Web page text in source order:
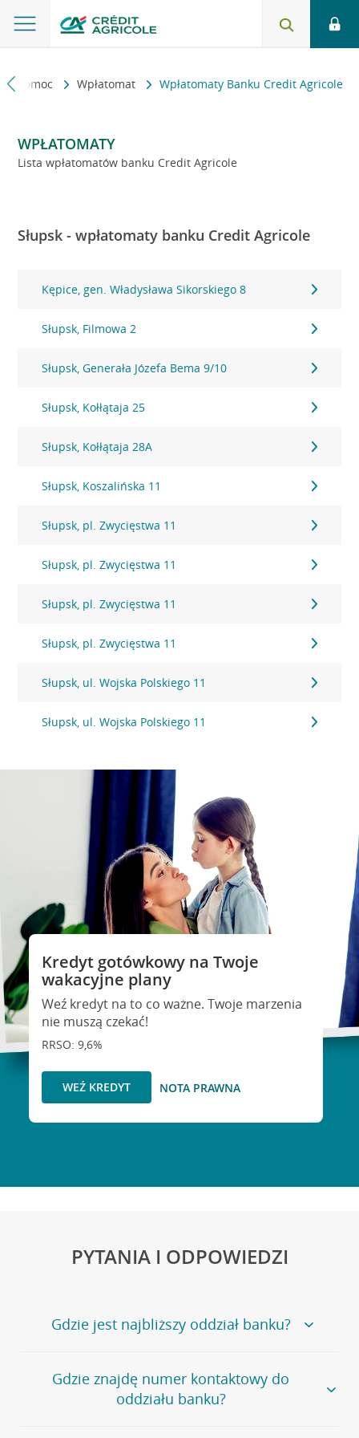
i pomoc Wpłatomat Wpłatomaty Banku Credit Agricole
WPŁATOMATY
Lista wpłatomatów banku Credit Agricole
Słupsk - wpłatomaty banku Credit Agricole
Kępice, gen. Władysława Sikorskiego 8
Słupsk, Filmowa 2
Słupsk, Generała Józefa Bema 9/10
Słupsk, Kołłątaja 25
Słupsk, Kołłątaja 28A
Słupsk, Koszalińska 11
Słupsk, pl. Zwycięstwa 11
Słupsk, pl. Zwycięstwa 11
Słupsk, pl. Zwycięstwa 11
Słupsk, pl. Zwycięstwa 11
Słupsk, ul. Wojska Polskiego 11
Słupsk, ul. Wojska Polskiego 11
Kredyt gotówkowy na Twoje
wakacyjne plany
Weź kredyt na to co ważne. Twoje marzenia
nie muszą czekać!
RRSO: 9,6%
WEŹ KREDYT NOTA PRAWNA
PYTANIA I ODPOWIEDZI
Gdzie jest najbliższy oddział banku?
Jeśli szukasz oddziału naszego banku, zapraszamy na
stronęPlacówki i bankomaty, na której znajduje się
wygodna wyszukiwarka.
Gdzie znajdę numer kontaktowy do
oddziału banku?